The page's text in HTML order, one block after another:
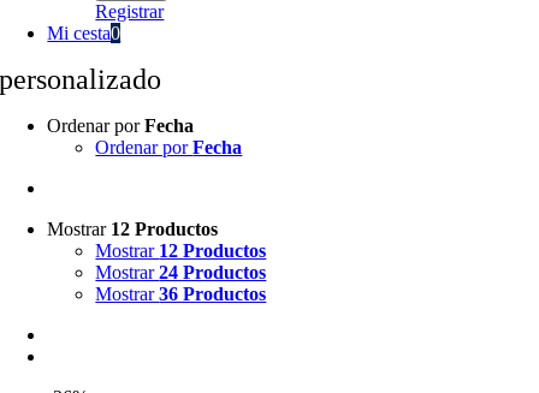
Registrar
Mi cesta0
personalizado
Ordenar porFecha
Ordenar porFecha
Mostrar 12 Productos
Mostrar 12 Productos
Mostrar24 Productos
Mostrar36 Productos